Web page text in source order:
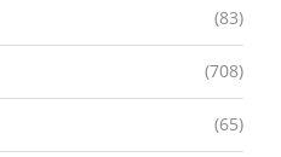
(83)
(708)
(65)